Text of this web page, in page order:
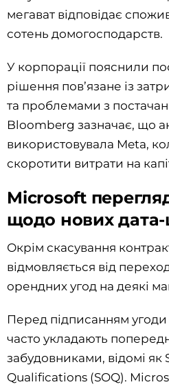
мегават відповідає
сотень домогосподарств.
У корпорації пояснили
рішення пов’язане із
та проблемами з
Bloomberg зазначає, що
використовувала Meta,
скоротити витрати на
Microsoft
щодо нових дата-
Окрім скасування
відмовляється від
орендних угод на деякі
Перед підписанням
часто укладають
забудовниками, відомі
Qualifications (SOQ).